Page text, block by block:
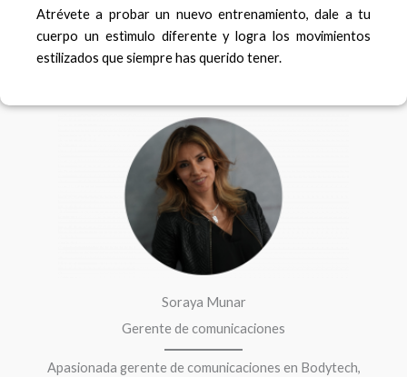
Atrévete a probar un nuevo entrenamiento, dale a tu
cuerpo un estìmulo diferente y logra los movimientos
estilizados que siempre has querido tener.
Soraya Munar
Gerente de comunicaciones
Apasionada gerente de comunicaciones en Bodytech,
F
a
c
e
b
o
o
k
I
s
t
a
g
r
a
m